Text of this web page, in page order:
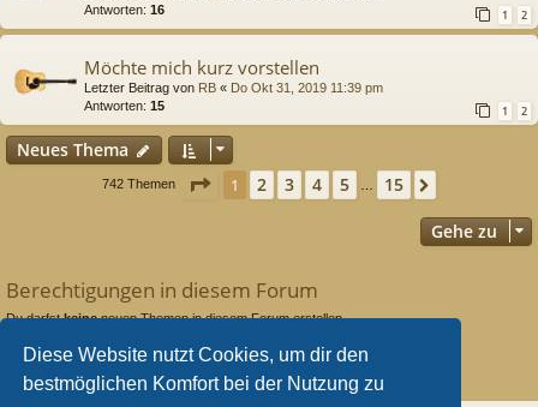
Diese Website nutzt Cookies, um dir den
bestmöglichen Komfort bei der Nutzung zu
Antworten: 16 1 2
Möchte mich kurz vorstellen
Letzter Beitrag von RB « Do Okt 31, 2019 11:39 pm
Antworten: 15 1 2
Neues Thema
742 Themen Seite1 von 15
1 2 3 4 5 15
Gehe zu
Berechtigungen in diesem Forum
Du darfstkeineneuen Themen in diesem Forum erstellen.
Du darfst deine Beiträge in diesem Forumnicht ändern.
nicht
Du darfstkeine Dateianhänge in diesem Forum erstellen.